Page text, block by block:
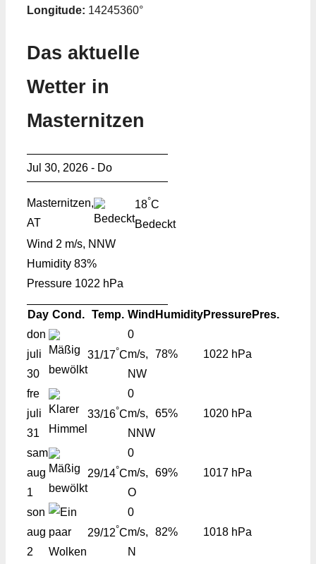
Longitude: 14245360°
Das aktuelle
Wetter in
Masternitzen
Jul 30, 2026 - Do
Masternitzen,
AT
18°C
Bedeckt
Wind 2 m/s, NNW
Humidity 83%
Pressure 1022 hPa
Day Cond. Temp. Wind HumidityPressurePres.
don
juli
30
31/17°C
0
m/s,
NW
78% 1022 hPa
fre
juli
31
33/16°C
0
m/s,
NNW
65% 1020 hPa
sam
aug
1
29/14°C
0
m/s,
O
69% 1017 hPa
son
aug
2
29/12°C
0
m/s,
N
82% 1018 hPa